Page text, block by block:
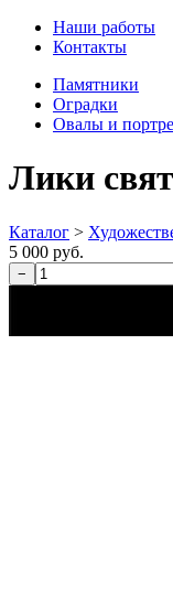
Наши работы
Контакты
Памятники
Оградки
Овалы и
Лики
Каталог >
5 000 руб.